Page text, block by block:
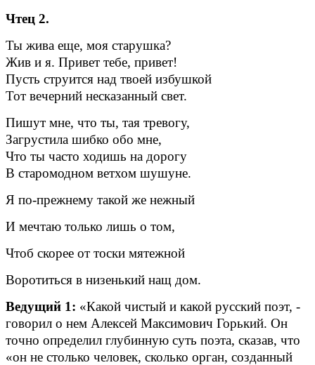
Чтец 2.
Ты жива еще, моя старушка?
Жив и я. Привет тебе, привет!
Пусть струится над твоей избушкой
Тот вечерний несказанный свет.
Пишут мне, что ты, тая тревогу,
Загрустила шибко обо мне,
Что ты часто ходишь на дорогу
В старомодном ветхом шушуне.
Я по-прежнему такой же нежный
И мечтаю только лишь о том,
Чтоб скорее от тоски мятежной
Воротиться в низенький нащ дом.
Ведущий 1: «Какой чистый и какой русский поэт, -
говорил о нем Алексей Максимович Горький. Он
точно определил глубинную суть поэта, сказав, что
«он не столько человек, сколько орган, созданный